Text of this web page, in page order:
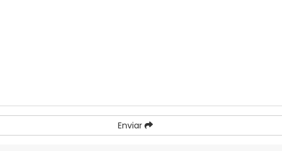
Enviar